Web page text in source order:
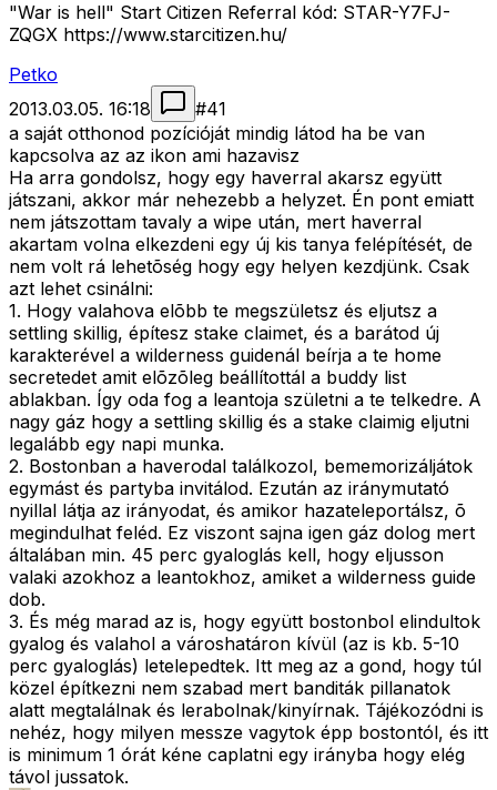
"War is hell" Start Citizen Referral kód: STAR-Y7FJ-
ZQGX https://www.starcitizen.hu/
Petko
2013.03.05. 16:18
#41
a saját otthonod pozícióját mindig látod ha be van
kapcsolva az az ikon ami hazavisz
Ha arra gondolsz, hogy egy haverral akarsz együtt
játszani, akkor már nehezebb a helyzet. Én pont emiatt
nem játszottam tavaly a wipe után, mert haverral
akartam volna elkezdeni egy új kis tanya felépítését, de
nem volt rá lehetõség hogy egy helyen kezdjünk. Csak
azt lehet csinálni:
1. Hogy valahova elõbb te megszületsz és eljutsz a
settling skillig, építesz stake claimet, és a barátod új
karakterével a wilderness guidenál beírja a te home
secretedet amit elõzõleg beállítottál a buddy list
ablakban. Így oda fog a leantoja születni a te telkedre. A
nagy gáz hogy a settling skillig és a stake claimig eljutni
legalább egy napi munka.
2. Bostonban a haverodal találkozol, bememorizáljátok
egymást és partyba invitálod. Ezután az iránymutató
nyillal látja az irányodat, és amikor hazateleportálsz, õ
megindulhat feléd. Ez viszont sajna igen gáz dolog mert
általában min. 45 perc gyaloglás kell, hogy eljusson
valaki azokhoz a leantokhoz, amiket a wilderness guide
dob.
3. És még marad az is, hogy együtt bostonbol elindultok
gyalog és valahol a városhatáron kívül (az is kb. 5-10
perc gyaloglás) letelepedtek. Itt meg az a gond, hogy túl
közel építkezni nem szabad mert banditák pillanatok
alatt megtalálnak és lerabolnak/kinyírnak. Tájékozódni is
nehéz, hogy milyen messze vagytok épp bostontól, és itt
is minimum 1 órát kéne caplatni egy irányba hogy elég
távol jussatok.